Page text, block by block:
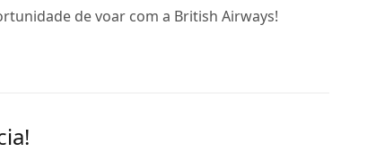
de voar com a British Airways!